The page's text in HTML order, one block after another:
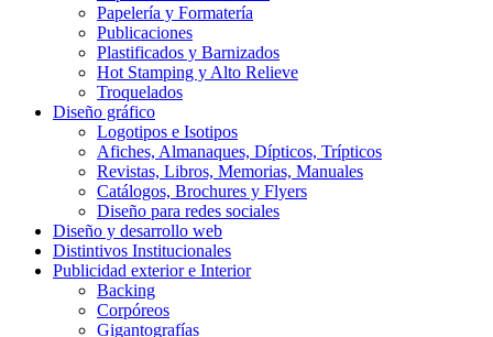
Papelería y Formatería
Publicaciones
Plastificados y Barnizados
Hot Stamping y Alto Relieve
Troquelados
Diseño gráfico
Logotipos e Isotipos
Afiches, Almanaques, Dípticos, Trípticos
Revistas, Libros, Memorias, Manuales
Catálogos, Brochures y Flyers
Diseño para redes sociales
Diseño y desarrollo web
Distintivos Institucionales
Publicidad exterior e Interior
Backing
Corpóreos
Gigantografías